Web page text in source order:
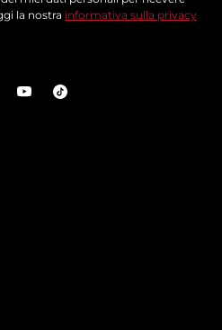
la nostra informativa sulla privacy